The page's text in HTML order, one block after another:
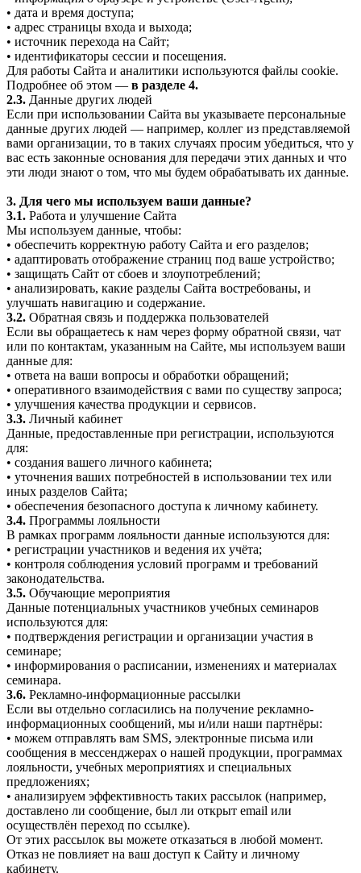
• дата и время доступа;
• адрес страницы входа и выхода;
• источник перехода на Сайт;
• идентификаторы сессии и посещения.
Для работы Сайта и аналитики используются файлы cookie.
Подробнее об этом — в разделе 4.
2.3. Данные других людей
Если при использовании Сайта вы указываете персональные
данные других людей — например, коллег из представляемой
вами организации, то в таких случаях просим убедиться, что у
вас есть законные основания для передачи этих данных и что
эти люди знают о том, что мы будем обрабатывать их данные.
3. Для чего мы используем ваши данные?
3.1. Работа и улучшение Сайта
Мы используем данные, чтобы:
• обеспечить корректную работу Сайта и его разделов;
• адаптировать отображение страниц под ваше устройство;
• защищать Сайт от сбоев и злоупотреблений;
• анализировать, какие разделы Сайта востребованы, и
улучшать навигацию и содержание.
3.2. Обратная связь и поддержка пользователей
Если вы обращаетесь к нам через форму обратной связи, чат
или по контактам, указанным на Сайте, мы используем ваши
данные для:
• ответа на ваши вопросы и обработки обращений;
• оперативного взаимодействия с вами по существу запроса;
• улучшения качества продукции и сервисов.
3.3. Личный кабинет
Данные, предоставленные при регистрации, используются
для:
• создания вашего личного кабинета;
• уточнения ваших потребностей в использовании тех или
иных разделов Сайта;
• обеспечения безопасного доступа к личному кабинету.
3.4. Программы лояльности
В рамках программ лояльности данные используются для:
• регистрации участников и ведения их учёта;
• контроля соблюдения условий программ и требований
законодательства.
3.5. Обучающие мероприятия
Данные потенциальных участников учебных семинаров
используются для:
• подтверждения регистрации и организации участия в
семинаре;
• информирования о расписании, изменениях и материалах
семинара.
3.6. Рекламно-информационные рассылки
Если вы отдельно согласились на получение рекламно-
информационных сообщений, мы и/или наши партнёры:
• можем отправлять вам SMS, электронные письма или
сообщения в мессенджерах о нашей продукции, программах
лояльности, учебных мероприятиях и специальных
предложениях;
• анализируем эффективность таких рассылок (например,
доставлено ли сообщение, был ли открыт email или
осуществлён переход по ссылке).
От этих рассылок вы можете отказаться в любой момент.
Отказ не повлияет на ваш доступ к Сайту и личному
кабинету.